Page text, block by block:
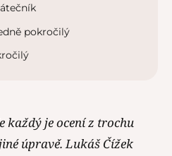
pokročilý
každý je ocení z trochu
úpravě. Lukáš Čížek